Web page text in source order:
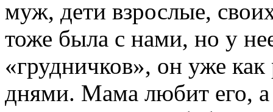
муж, дети взрослые,
тоже была с нами, но у
«грудничков», он уже
днями. Мама любит его,